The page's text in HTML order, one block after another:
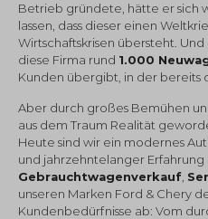
Betrieb gründete, hätte er sich
lassen, dass dieser einen
Wirtschaftskrisen übersteht. Und
diese Firma rund 1.000
Kunden übergibt, in der bereits
Aber durch großes Bemühen
aus dem Traum Realität
Heute sind wir ein modernes
und jahrzehntelanger
Gebrauchtwagenverkauf
unseren Marken Ford & Chery
Kundenbedürfnisse ab: Vom